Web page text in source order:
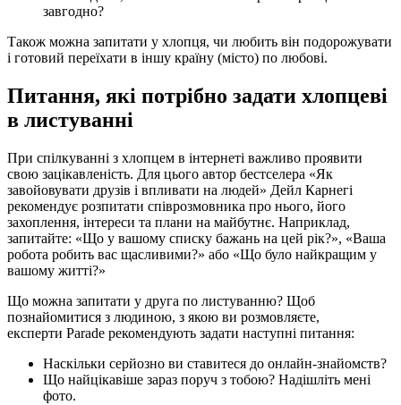
завгодно?
Також можна запитати у хлопця, чи любить він подорожувати
і готовий переїхати в іншу країну (місто) по любові.
Питання, які потрібно задати хлопцеві
в листуванні
При спілкуванні з хлопцем в інтернеті важливо проявити
свою зацікавленість. Для цього автор бестселера «Як
завойовувати друзів і впливати на людей» Дейл Карнегі
рекомендує розпитати співрозмовника про нього, його
захоплення, інтереси та плани на майбутнє. Наприклад,
запитайте: «Що у вашому списку бажань на цей рік?», «Ваша
робота робить вас щасливими?» або «Що було найкращим у
вашому житті?»
Що можна запитати у друга по листуванню? Щоб
познайомитися з людиною, з якою ви розмовляєте,
експерти Parade рекомендують задати наступні питання:
Наскільки серйозно ви ставитеся до онлайн-знайомств?
Що найцікавіше зараз поруч з тобою? Надішліть мені
фото.